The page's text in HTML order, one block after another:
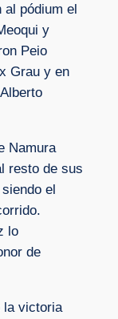
al pódium el
y
Peio
Grau y en
Namura
resto de sus
el
lo
de
la victoria